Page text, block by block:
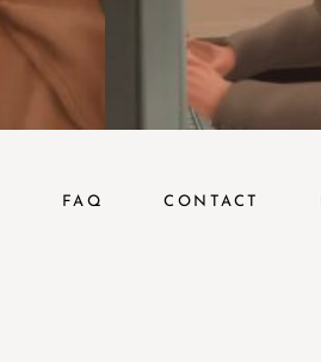
FAQ CONTACT